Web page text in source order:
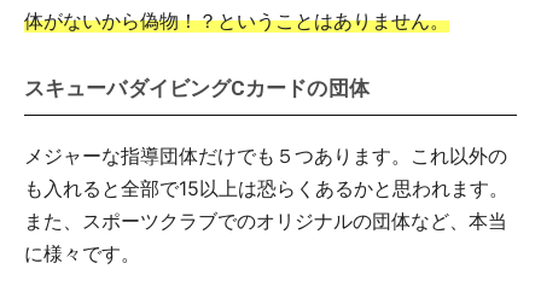
体がないから偽物！？ということはありません。
スキューバダイビングCカードの団体
メジャーな指導団体だけでも５つあります。これ以外の
も入れると全部で15以上は恐らくあるかと思われます。
また、スポーツクラブでのオリジナルの団体など、本当
に様々です。